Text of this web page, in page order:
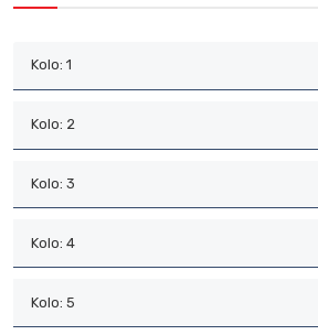
Kolo: 1
Kolo: 2
Kolo: 3
Kolo: 4
Kolo: 5